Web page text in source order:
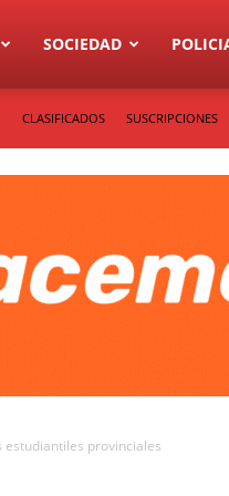
SOCIEDAD
CLASIFICADOS SUSCRIPCIONES
estudiantiles provinciales